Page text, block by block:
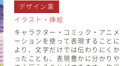
デザイン業
イラスト・挿絵
キャラクター・コミック・アニメ
ーションを使って表現することに
より、文字だけでは伝わりにくか
ったことも、表現豊かに分かりや